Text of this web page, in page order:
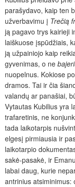
parašydavo, kaip ten
užverbavimu į Trečią
ją pagavo trys kairieji
laiškuose įspūdžiais,
ją užpainiojo kaip
gyvenimas, o ne
nuopelnus. Kokiose
dramos. Tai ir čia
valandų ar panašiai,
Vytautas Kubilius yra
trafaretinis, ne
tada laikotarpis
elgesį pirmiausia ir
laikotarpio
sakė-pasakė, ir
labai daug, kurie
antrinius atsiminimus: